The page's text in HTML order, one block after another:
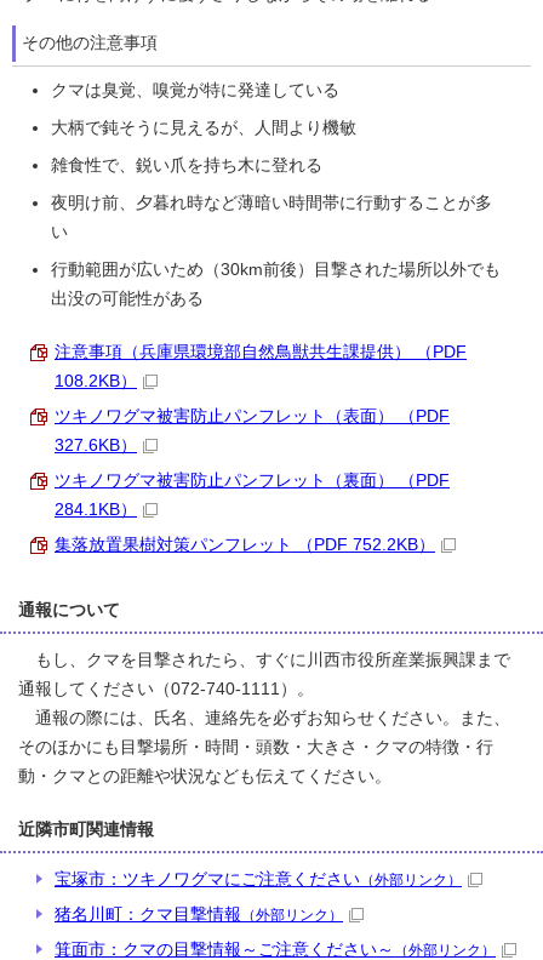
その他の注意事項
クマは臭覚、嗅覚が特に発達している
大柄で鈍そうに見えるが、人間より機敏
雑食性で、鋭い爪を持ち木に登れる
夜明け前、夕暮れ時など薄暗い時間帯に行動することが多
い
行動範囲が広いため（30km前後）目撃された場所以外でも
出没の可能性がある
注意事項（兵庫県環境部自然鳥獣共生課提供） （PDF
108.2KB）
ツキノワグマ被害防止パンフレット（表面） （PDF
327.6KB）
ツキノワグマ被害防止パンフレット（裏面） （PDF
284.1KB）
集落放置果樹対策パンフレット （PDF 752.2KB）
通報について
もし、クマを目撃されたら、すぐに川西市役所産業振興課まで
通報してください（072-740-1111）。
通報の際には、氏名、連絡先を必ずお知らせください。また、
そのほかにも目撃場所・時間・頭数・大きさ・クマの特徴・行
動・クマとの距離や状況なども伝えてください。
近隣市町関連情報
宝塚市：ツキノワグマにご注意ください （外部リンク）
猪名川町：クマ目撃情報 （外部リンク）
箕面市：クマの目撃情報～ご注意ください～ （外部リンク）